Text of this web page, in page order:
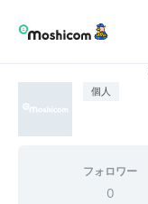
個人
フォロワー
0